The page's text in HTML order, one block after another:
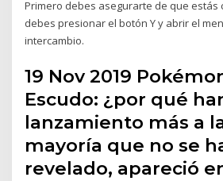
Primero debes asegurarte de que estás
debes presionar el botón Y y abrir el
intercambio.
19 Nov 2019
Escudo: ¿por qué
lanzamiento más a
mayoría que no se
revelado, apareció